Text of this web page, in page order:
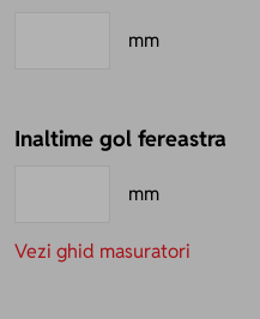
mm
Inaltime gol fereastra
mm
Vezi ghid masuratori